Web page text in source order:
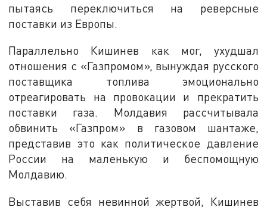
пытаясь переключиться на реверсные
поставки из Европы.
Параллельно Кишинев как мог, ухудшал
отношения с «Газпромом», вынуждая русского
поставщика топлива эмоционально
отреагировать на провокации и прекратить
поставки газа. Молдавия рассчитывала
обвинить «Газпром» в газовом шантаже,
представив это как политическое давление
России на маленькую и беспомощную
Молдавию.
Выставив себя невинной жертвой, Кишинев